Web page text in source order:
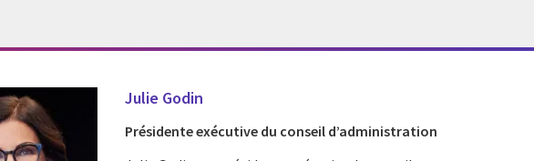
Julie Godin
Présidente exécutive du conseil d’administration